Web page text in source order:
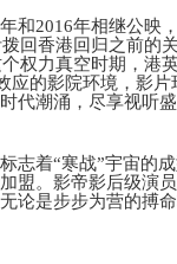
和2016年相继公映
回香港回归之前的
权力真空时期， 港
应的影院环境，影
代潮涌，尽享视听盛
志着“寒战”宇宙的
盟。影帝影后级演
无论是步步为营的搏命